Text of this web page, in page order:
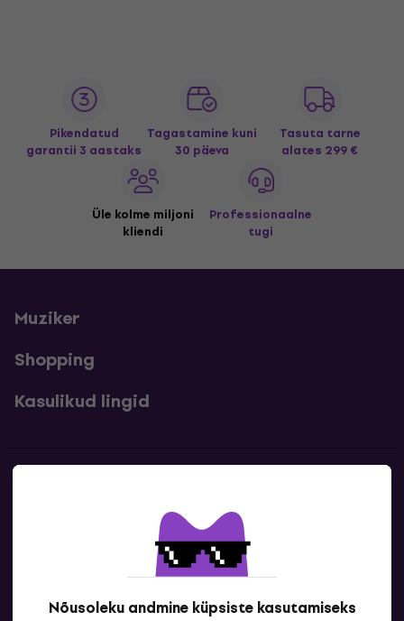
Nõusoleku andmine küpsiste kasutamiseks
Pikendatud
garantii 3 aastaks
Tagastamine kuni
30 päeva
Tasuta tarne
alates 299 €
Üle kolme miljoni
kliendi
Professionaalne
tugi
Muziker
Shopping
Kasulikud lingid
Kontaktandmed